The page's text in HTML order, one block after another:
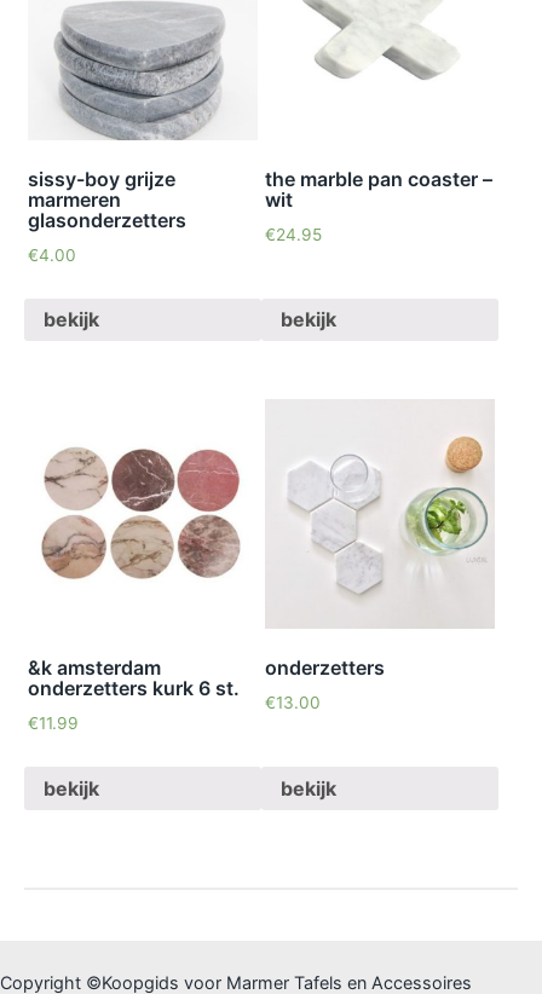
sissy-boy grijze
marmeren
glasonderzetters
€4.00
bekijk
the marble pan coaster –
wit
€24.95
bekijk
&k amsterdam
onderzetters kurk 6 st.
€11.99
bekijk
onderzetters
€13.00
bekijk
Copyright ©Koopgids voor Marmer Tafels en Accessoires